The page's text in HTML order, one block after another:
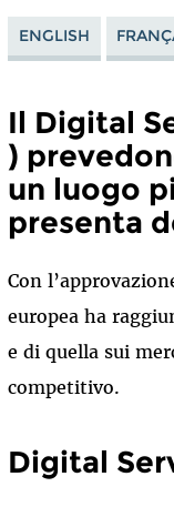
ENGLISH
Il Digital
)
un luogo
presenta
Con
europea ha
e di quella sui
competitivo.
Digital